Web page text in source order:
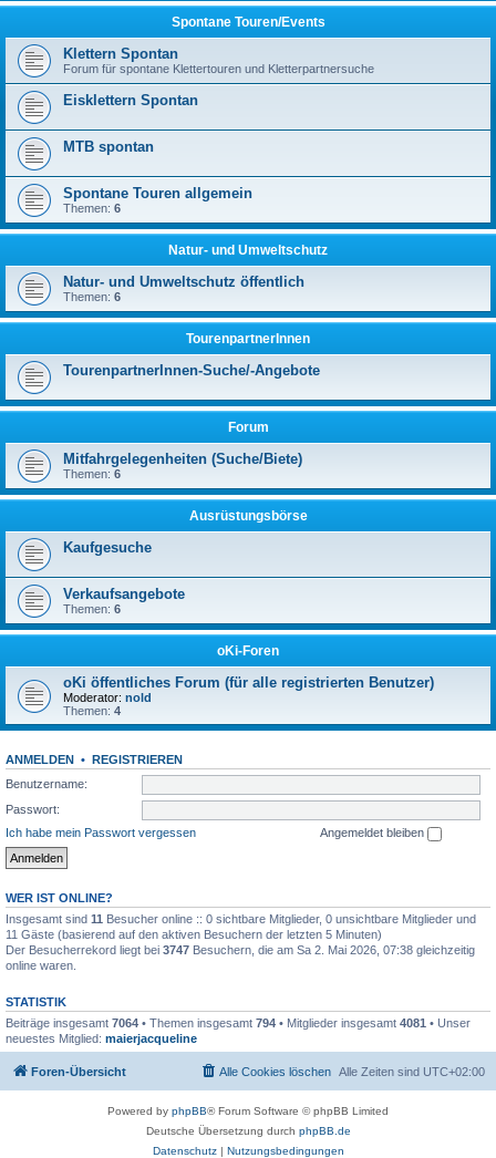
Spontane Touren/Events
Klettern Spontan
Forum für spontane Klettertouren und Kletterpartnersuche
Eisklettern Spontan
MTB spontan
Spontane Touren allgemein
Themen: 6
Natur- und Umweltschutz
Natur- und Umweltschutz öffentlich
Themen: 6
TourenpartnerInnen
TourenpartnerInnen-Suche/-Angebote
Forum
Mitfahrgelegenheiten (Suche/Biete)
Themen: 6
Ausrüstungsbörse
Kaufgesuche
Verkaufsangebote
Themen: 6
oKi-Foren
oKi öffentliches Forum (für alle registrierten Benutzer)
Moderator: nold
Themen: 4
ANMELDEN • REGISTRIEREN
Benutzername:
Passwort:
Ich habe mein Passwort vergessen
Angemeldet bleiben
WER IST ONLINE?
Insgesamt sind 11 Besucher online :: 0 sichtbare Mitglieder, 0 unsichtbare Mitglieder und
11 Gäste (basierend auf den aktiven Besuchern der letzten 5 Minuten)
Der Besucherrekord liegt bei 3747 Besuchern, die am Sa 2. Mai 2026, 07:38 gleichzeitig
online waren.
STATISTIK
Beiträge insgesamt 7064 • Themen insgesamt 794 • Mitglieder insgesamt 4081 • Unser
neuestes Mitglied: maierjacqueline
Foren-Übersicht Alle Zeiten sind UTC+02:00
Alle Cookies löschen
Powered by phpBB® Forum Software © phpBB Limited
Deutsche Übersetzung durch phpBB.de
Datenschutz| Nutzungsbedingungen